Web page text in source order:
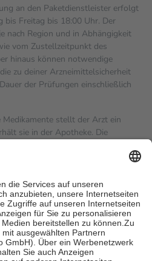
an den Paketdienstleister erfolgt
Freitag bis 18:00 Uhr. Der
nach Region und in Abhängigkeit
vom Zustellzeitpunkt des
hinaus können notwendige
zu deiner Arzneimittelsicherheit
der Prüfungen einschließlich
stellt der Arzt ein
sie in der Apotheke. Die
einen Teil davon als Zuzahlung
Zuzahlungen in Höhe von zehn
jedochfünf Euround
jedoch nie mehr als die
zu entrichten.
auch für Online-Apotheken.
Krankenpflege beträgt die